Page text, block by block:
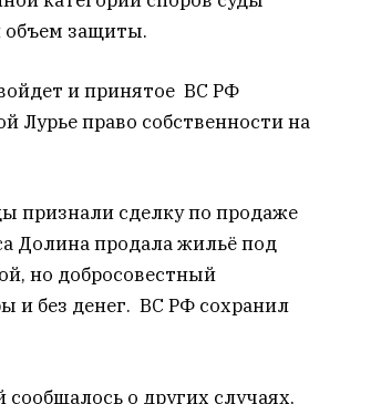
объем защиты.
и принятое ВС РФ
Лурье право собственности на
признали сделку по продаже
Долина продала жильё под
но добросовестный
и без денег. ВС РФ сохранил
о других случаях,